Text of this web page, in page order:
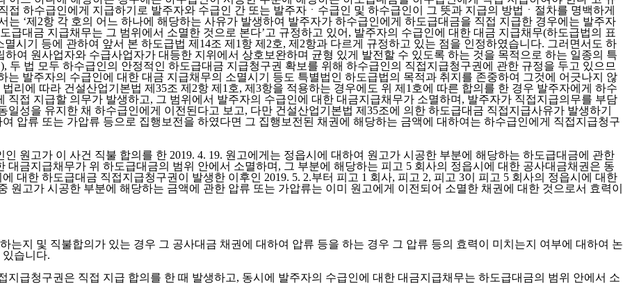
접 하수급인에게 지급하기로 발주자와 수급인 간 또는 발주자ㆍ수급인 및 하수급인이 그 뜻과 지급의 방법ㆍ절차를 명백하게
는 ‘제2항 각 호의 어느 하나에 해당하는 사유가 발생하여 발주자가 하수급인에게 하도급대금을 직접 지급한 경우에는 발주자
급대금 지급채무는 그 범위에서 소멸한 것으로 본다’고 규정하고 있어, 발주자의 수급인에 대한 대금 지급채무(하도급법의 표
시기 등에 관하여 앞서 본 하도급법 제14조 제1항 제2호, 제2항과 다르게 규정하고 있는 점을 인정하였습니다. 그러면서도 하
여 원사업자와 수급사업자가 대등한 지위에서 상호보완하며 균형 있게 발전할 수 있도록 하는 것을 목적으로 하는 일종의 특
두 법 모두 하수급인의 안정적인 하도급대금 지급청구권 확보를 위해 하수급인의 직접지급청구권에 관한 규정을 두고 있으므
발주자의 수급인에 대한 대금 지급채무의 소멸시기 등도 특별법인 하도급법의 목적과 취지를 존중하여 그것에 어긋나지 않
리에 따라 건설산업기본법 제35조 제2항 제1호, 제3항을 적용하는 경우에도 위 제1호에 따른 합의를 한 경우 발주자에게 하수
접 지급할 의무가 발생하고, 그 범위에서 발주자의 수급인에 대한 대금지급채무가 소멸하며, 발주자가 직접지급의무를 부담
성을 유지한 채 하수급인에게 이전된다고 보고, 다만 건설산업기본법 제35조에 의한 하도급대금 직접지급사유가 발생하기
압류 또는 가압류 등으로 집행보전을 하였다면 그 집행보전된 채권에 해당하는 금액에 대하여는 하수급인에게 직접지급청구
원고가 이 사건 직불 합의를 한 2019. 4. 19. 원고에게는 정읍시에 대하여 원고가 시공한 부분에 해당하는 하도급대금에 관한
금지급채무가 위 하도급대금의 범위 안에서 소멸하며, 그 부분에 해당하는 피고 5 회사의 정읍시에 대한 공사대금채권은 동
대한 하도급대금 직접지급청구권이 발생한 이후인 2019. 5. 2.부터 피고 1 회사, 피고 2, 피고 3이 피고 5 회사의 정읍시에 대한
원고가 시공한 부분에 해당하는 금액에 관한 압류 또는 가압류는 이미 원고에게 이전되어 소멸한 채권에 대한 것으로서 효력이
는지 및 직불합의가 있는 경우 그 공사대금 채권에 대하여 압류 등을 하는 경우 그 압류 등의 효력이 미치는지 여부에 대하여 논
습니다.
급청구권은 직접 지급 합의를 한 때 발생하고, 동시에 발주자의 수급인에 대한 대금지급채무는 하도급대금의 범위 안에서 소